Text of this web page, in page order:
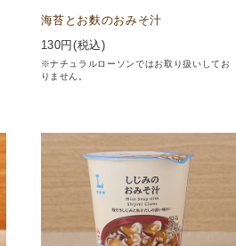
海苔とお麩のおみそ汁
130円(税込)
※ナチュラルローソンではお取り扱いしてお
りません。